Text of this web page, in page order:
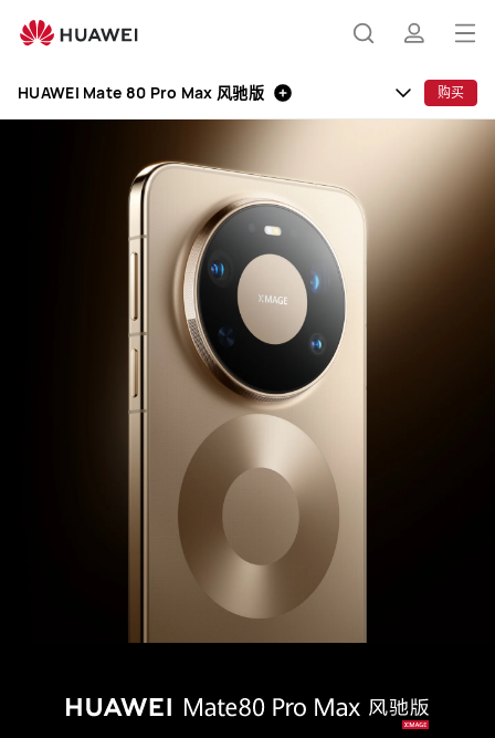
Mate
Pro
Max
打
开
菜
单
HUAWEI Mate 80 Pro Max 风驰版 购买